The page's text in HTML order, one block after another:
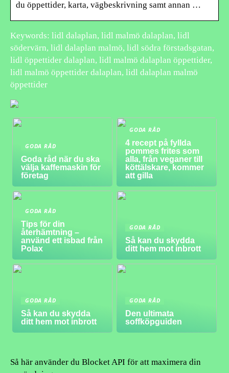
du öppettider, karta, vägbeskrivning samt annan …
Keywords: lidl dalaplan, lidl malmö dalaplan, lidl
södervärn, lidl dalaplan malmö, lidl södra förstadsgatan,
lidl öppettider dalaplan, lidl malmö dalaplan öppettider,
lidl malmö öppettider dalaplan, lidl dalaplan malmö
öppettider
GODA RÅD
Goda råd när du ska
välja kaffemaskin för
företag
GODA RÅD
4 recept på fyllda
pommes frites som
alla, från veganer till
köttälskare, kommer
att gilla
GODA RÅD
Tips för din
återhämtning –
använd ett isbad från
Polax
GODA RÅD
Så kan du skydda
ditt hem mot inbrott
GODA RÅD
Så kan du skydda
ditt hem mot inbrott
GODA RÅD
Den ultimata
soffköpguiden
Så här använder du Blocket API för att maximera din